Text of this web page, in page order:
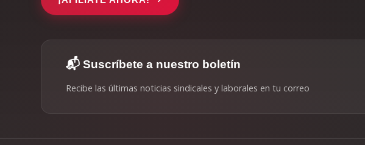
📬 Suscríbete a nuestro boletín
Recibe las últimas noticias sindicales y laborales en tu correo